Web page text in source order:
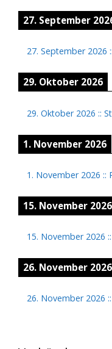
27. September
27. September 2026 ::
29. Oktober 2026
29. Oktober 2026 ::
1. November 2026
1. November 2026 ::
15. November 2026
15. November 2026 ::
26. November 2026
26. November 2026 ::